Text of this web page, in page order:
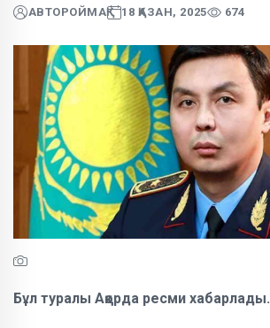
АВТОРОЙМАҚ 18 ҚАЗАН, 2025 674
Бұл туралы Ақорда ресми хабарлады.